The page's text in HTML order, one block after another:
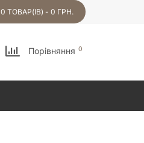
0 ТОВАР(ІВ) - 0 ГРН.
Порівняння 0